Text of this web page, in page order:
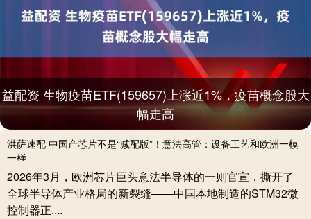
益配资 生物疫苗ETF(159657)上涨近1%，疫苗概念股大
幅走高
洪萨速配 中国产芯片不是“减配版”！意法高管：设备工艺和欧洲一模
一样
2026年3月，欧洲芯片巨头意法半导体的一则官宣，撕开了
全球半导体产业格局的新裂缝——中国本地制造的STM32微
控制器正....